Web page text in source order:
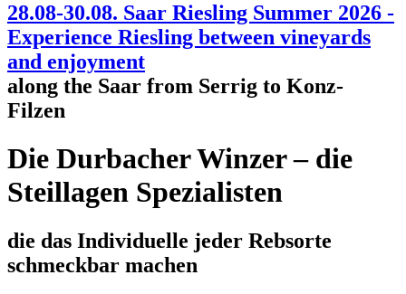
28.08-30.08. Saar Riesling Summer 2026 -
Experience Riesling between vineyards
and enjoyment
along the Saar from Serrig to Konz-
Filzen
Die Durbacher Winzer – die
Steillagen Spezialisten
die das Individuelle jeder Rebsorte
schmeckbar machen